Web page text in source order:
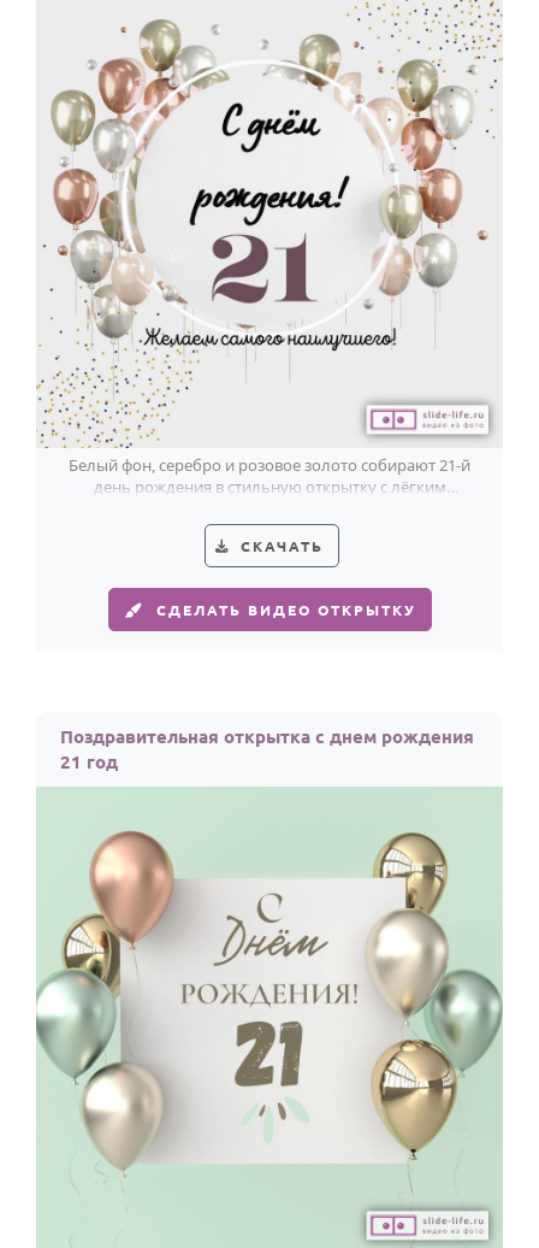
Белый фон, серебро и розовое золото собирают 21-й
день рождения в стильную открытку с лёгким
СКАЧАТЬ
СДЕЛАТЬ ВИДЕО ОТКРЫТКУ
Поздравительная открытка с днем рождения
21 год